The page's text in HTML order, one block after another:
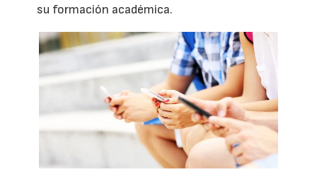
su formación académica.